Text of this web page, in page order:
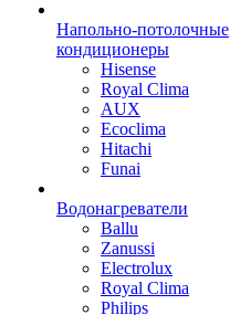
Напольно-потолочные
кондиционеры
Hisense
Royal Clima
AUX
Ecoclima
Hitachi
Funai
Водонагреватели
Ballu
Zanussi
Electrolux
Royal Clima
Philips